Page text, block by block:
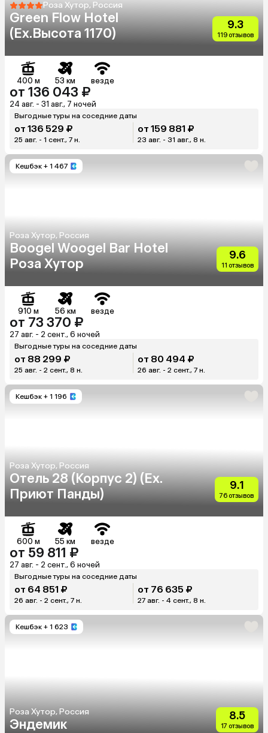
Роза Хутор, Россия
Green Flow Hotel
(Ex.Высота 1170)
9.3
119 отзывов
400 м 53 км везде
от 136 043 ₽
24 авг. - 31 авг., 7 ночей
Выгодные туры на соседние даты
от 136 529 ₽
25 авг. - 1 сент., 7 н.
от 159 881 ₽
23 авг. - 31 авг., 8 н.
Кешбэк + 1 467
Роза Хутор, Россия
Boogel Woogel Bar Hotel
Роза Хутор
9.6
11 отзывов
910 м 56 км везде
от 73 370 ₽
27 авг. - 2 сент., 6 ночей
Выгодные туры на соседние даты
от 88 299 ₽
25 авг. - 2 сент., 8 н.
от 80 494 ₽
26 авг. - 2 сент., 7 н.
Кешбэк + 1 196
Роза Хутор, Россия
Отель 28 (Корпус 2) (Ex.
Приют Панды)
9.1
76 отзывов
600 м 55 км везде
от 59 811 ₽
27 авг. - 2 сент., 6 ночей
Выгодные туры на соседние даты
от 64 851 ₽
26 авг. - 2 сент., 7 н.
от 76 635 ₽
27 авг. - 4 сент., 8 н.
Кешбэк + 1 623
Роза Хутор, Россия
Эндемик
8.5
17 отзывов